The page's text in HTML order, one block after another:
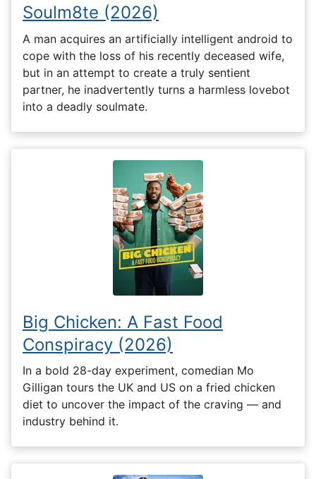
Soulm8te (2026)
A man acquires an artificially intelligent android to
cope with the loss of his recently deceased wife,
but in an attempt to create a truly sentient
partner, he inadvertently turns a harmless lovebot
into a deadly soulmate.
Big Chicken: A Fast Food
Conspiracy (2026)
In a bold 28-day experiment, comedian Mo
Gilligan tours the UK and US on a fried chicken
diet to uncover the impact of the craving — and
industry behind it.